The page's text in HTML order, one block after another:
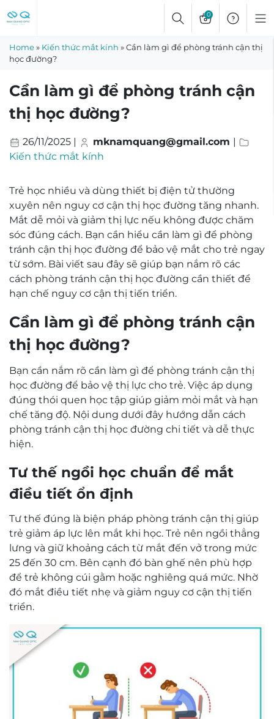
to
0
Home» Kiến thức mắt kính »Cần làm gì để phòng tránh cận thị
học đường?
Cần làm gì để phòng tránh cận
thị học đường?
26/11/2025 | mknamquang@gmail.com |
Kiến thức mắt kính
Trẻ học nhiều và dùng thiết bị điện tử thường
xuyên nên nguy cơ cận thị học đường tăng nhanh.
Mắt dễ mỏi và giảm thị lực nếu không được chăm
sóc đúng cách. Bạn cần hiểu cần làm gì để phòng
tránh cận thị học đường để bảo vệ mắt cho trẻ ngay
từ sớm. Bài viết sau đây sẽ giúp bạn nắm rõ các
cách phòng tránh cận thị học đường cần thiết để
hạn chế nguy cơ cận thị tiến triển.
Cần làm gì để phòng tránh cận
thị học đường?
Bạn cần nắm rõ cần làm gì để phòng tránh cận thị
học đường để bảo vệ thị lực cho trẻ. Việc áp dụng
đúng thói quen học tập giúp giảm mỏi mắt và hạn
chế tăng độ. Nội dung dưới đây hướng dẫn cách
phòng tránh cận thị học đường chi tiết và dễ thực
hiện.
Tư thế ngồi học chuẩn để mắt
điều tiết ổn định
Tư thế đúng là biện pháp phòng tránh cận thị giúp
trẻ giảm áp lực lên mắt khi học. Trẻ nên ngồi thẳng
lưng và giữ khoảng cách từ mắt đến vở trong mức
25 đến 30 cm. Bên cạnh đó bàn ghế nên phù hợp
để trẻ không cúi gằm hoặc nghiêng quá mức. Nhờ
đó mắt điều tiết nhẹ và giảm nguy cơ cận thị tiến
triển.